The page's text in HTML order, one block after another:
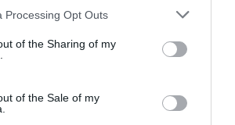
Processing Opt Outs
of the Sharing of my
of the Sale of my
1 Rok Lenovo Premier Support
SFF
Język: Polish / region: Polska